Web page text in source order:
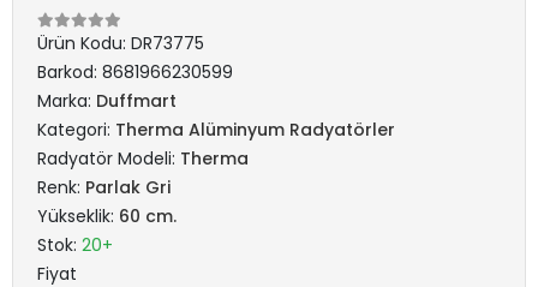
Ürün Kodu: DR73775
Barkod: 8681966230599
Marka: Duffmart
Kategori: Therma Alüminyum Radyatörler
Radyatör Modeli: Therma
Renk: Parlak Gri
Yükseklik: 60 cm.
Stok: 20+
Fiyat